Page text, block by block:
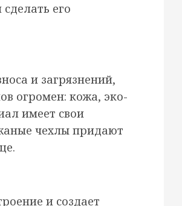
его
и загрязнений,
огромен: кожа, эко-
имеет свои
чехлы придают
и создает